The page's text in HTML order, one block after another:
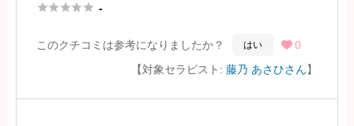
高いわけではありませんでしたが、人気がないわけでも
なく、期待感を持って施術を受けました。
 -
このクチコミは参考になりましたか？ はい  0
【対象セラピスト: 藤乃 あさひさん】